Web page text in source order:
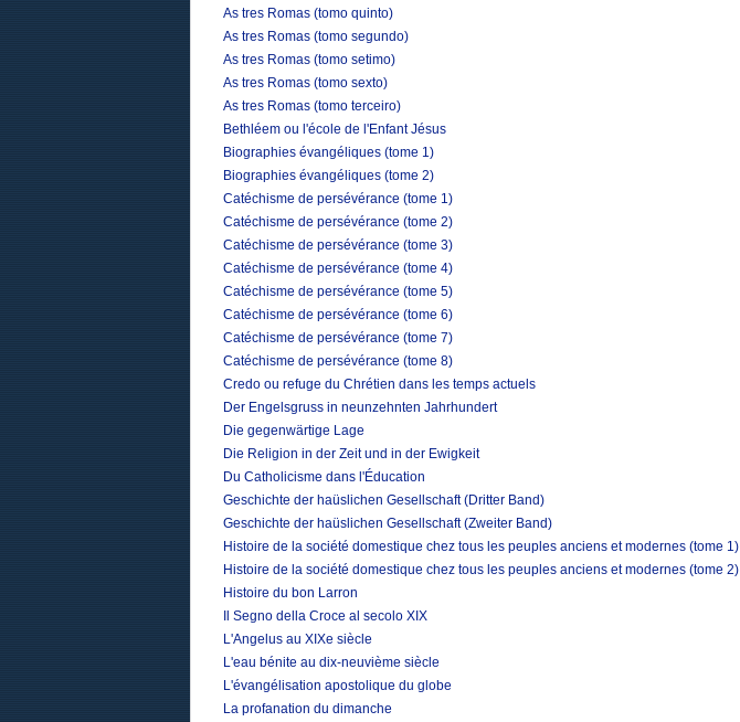
As tres Romas (tomo quinto)
As tres Romas (tomo segundo)
As tres Romas (tomo setimo)
As tres Romas (tomo sexto)
As tres Romas (tomo terceiro)
Bethléem ou l'école de l'Enfant Jésus
Biographies évangéliques (tome 1)
Biographies évangéliques (tome 2)
Catéchisme de persévérance (tome 1)
Catéchisme de persévérance (tome 2)
Catéchisme de persévérance (tome 3)
Catéchisme de persévérance (tome 4)
Catéchisme de persévérance (tome 5)
Catéchisme de persévérance (tome 6)
Catéchisme de persévérance (tome 7)
Catéchisme de persévérance (tome 8)
Credo ou refuge du Chrétien dans les temps actuels
Der Engelsgruss in neunzehnten Jahrhundert
Die gegenwärtige Lage
Die Religion in der Zeit und in der Ewigkeit
Du Catholicisme dans l'Éducation
Geschichte der haüslichen Gesellschaft (Dritter Band)
Geschichte der haüslichen Gesellschaft (Zweiter Band)
Histoire de la société domestique chez tous les peuples anciens et modernes (tome 1)
Histoire de la société domestique chez tous les peuples anciens et modernes (tome 2)
Histoire du bon Larron
Il Segno della Croce al secolo XIX
L'Angelus au XIXe siècle
L'eau bénite au dix-neuvième siècle
L'évangélisation apostolique du globe
La profanation du dimanche